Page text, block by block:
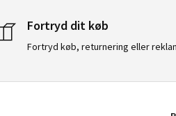
Fortryd dit køb
Fortryd køb, returnering eller